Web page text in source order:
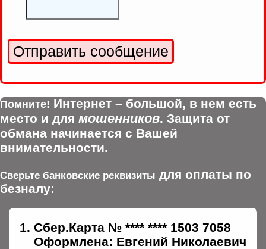
Помните! Интернет – большой, в нем есть
место и для мошенников. Защита от
обмана начинается с Вашей
внимательности.
Сверьте банковские реквизиты для оплаты по
безналу:
Сбер.Карта № **** **** 1503 7058
Оформлена: Евгений Николаевич